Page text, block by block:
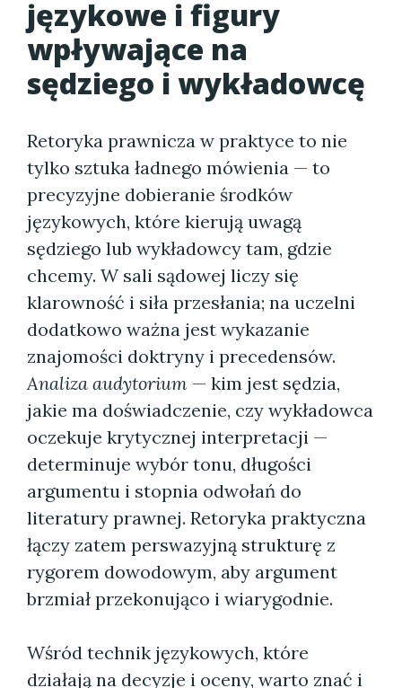
językowe i figury
wpływające na
sędziego i wykładowcę
Retoryka prawnicza w praktyce to nie
tylko sztuka ładnego mówienia — to
precyzyjne dobieranie środków
językowych, które kierują uwagą
sędziego lub wykładowcy tam, gdzie
chcemy. W sali sądowej liczy się
klarowność i siła przesłania; na uczelni
dodatkowo ważna jest wykazanie
znajomości doktryny i precedensów.
Analiza audytorium — kim jest sędzia,
jakie ma doświadczenie, czy wykładowca
oczekuje krytycznej interpretacji —
determinuje wybór tonu, długości
argumentu i stopnia odwołań do
literatury prawnej. Retoryka praktyczna
łączy zatem perswazyjną strukturę z
rygorem dowodowym, aby argument
brzmiał przekonująco i wiarygodnie.
Wśród technik językowych, które
działają na decyzje i oceny, warto znać i